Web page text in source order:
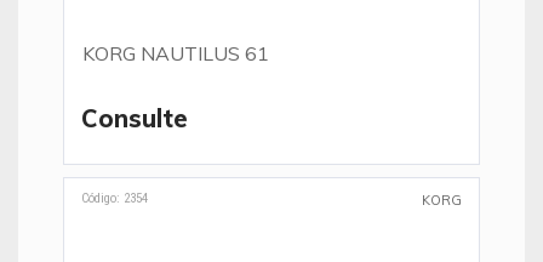
KORG NAUTILUS 61
Consulte
Código: 2354 KORG